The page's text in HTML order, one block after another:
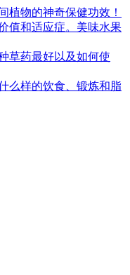
植物的神奇保健功效！
值和适应症。美味水果
草药最好以及如何使
么样的饮食、锻炼和脂